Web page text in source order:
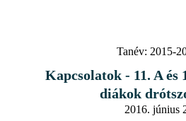
Tanév: 2015-
Kapcsolatok - 11. A és
diákok
2016. június